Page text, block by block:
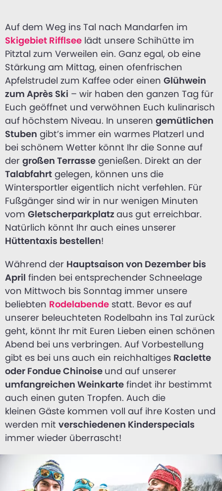
Auf dem Weg ins Tal nach Mandarfen im
Skigebiet Rifflsee lädt unsere Schihütte im
Pitztal zum Verweilen ein. Ganz egal, ob eine
Stärkung am Mittag, einen ofenfrischen
Apfelstrudel zum Kaffee oder einen Glühwein
zum Après Ski – wir haben den ganzen Tag für
Euch geöffnet und verwöhnen Euch kulinarisch
auf höchstem Niveau. In unseren gemütlichen
Stuben gibt’s immer ein warmes Platzerl und
bei schönem Wetter könnt Ihr die Sonne auf
der großen Terrasse genießen. Direkt an der
Talabfahrt gelegen, können uns die
Wintersportler eigentlich nicht verfehlen. Für
Fußgänger sind wir in nur wenigen Minuten
vom Gletscherparkplatz aus gut erreichbar.
Natürlich könnt Ihr auch eines unserer
Hüttentaxis bestellen!
Während der Hauptsaison von Dezember bis
April finden bei entsprechender Schneelage
von Mittwoch bis Sonntag immer unsere
beliebten Rodelabende statt. Bevor es auf
unserer beleuchteten Rodelbahn ins Tal zurück
geht, könnt Ihr mit Euren Lieben einen schönen
Abend bei uns verbringen. Auf Vorbestellung
gibt es bei uns auch ein reichhaltiges Raclette
oder Fondue Chinoise und auf unserer
umfangreichen Weinkarte findet ihr bestimmt
auch einen guten Tropfen. Auch die
kleinen Gäste kommen voll auf ihre Kosten und
werden mit verschiedenen Kinderspecials
immer wieder überrascht!